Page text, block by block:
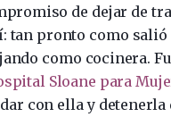
de dejar de
tan pronto como
como cocinera.
Sloane para
con ella y detenerla